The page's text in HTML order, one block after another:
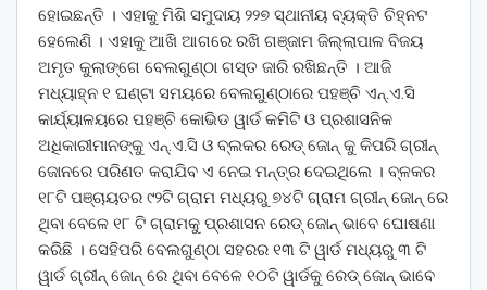
ହୋଇଛନ୍ତି । ଏହାକୁ ମିଶି ସମୁଦାୟ ୨୨୭ ସ୍ଥାନୀୟ ବ୍ୟକ୍ତି ଚିହ୍ନଟ
ହେଲେଣି । ଏହାକୁ ଆଖି ଆଗରେ ରଖି ଗଞ୍ଜାମ ଜିଲ୍ଲାପାଳ ବିଜୟ
ଅମୃତ କୁଲାଙ୍ଗେ ବେଲଗୁଣ୍ଠା ଗସ୍ତ ଜାରି ରଖିଛନ୍ତି । ଆଜି
ମଧ୍ୟାହ୍ନ ୧ ଘଣ୍ଟା ସମୟରେ ବେଲଗୁଣ୍ଠାରେ ପହଞ୍ଚି ଏନ୍.ଏ.ସି
କାର୍ଯ୍ୟାଳୟରେ ପହଞ୍ଚି କୋଭିଡ ୱାର୍ଡ କମିଟି ଓ ପ୍ରଶାସନିକ
ଅଧିକାରୀମାନଙ୍କୁ ଏନ୍.ଏ.ସି ଓ ବ୍ଲକର ରେଡ୍ ଜୋନ୍ କୁ କିପରି ଗ୍ରୀନ୍
ଜୋନରେ ପରିଣତ କରାଯିବ ଏ ନେଇ ମନ୍ତ୍ର ଦେଇଥିଲେ । ବ୍ଳକର
୧୮ଟି ପଞ୍ଚାୟତର ୯୨ଟି ଗ୍ରାମ ମଧ୍ୟରୁ ୭୪ଟି ଗ୍ରାମ ଗ୍ରୀନ୍ ଜୋନ୍ ରେ
ଥିବା ବେଳେ ୧୮ ଟି ଗ୍ରାମକୁ ପ୍ରଶାସନ ରେଡ୍ ଜୋନ୍ ଭାବେ ଘୋଷଣା
କରିଛି । ସେହିପରି ବେଲଗୁଣ୍ଠା ସହରର ୧୩ ଟି ୱାର୍ଡ ମଧ୍ୟରୁ ୩ ଟି
ୱାର୍ଡ ଗ୍ରୀନ୍ ଜୋନ୍ ରେ ଥିବା ବେଳେ ୧୦ଟି ୱାର୍ଡକୁ ରେଡ୍ ଜୋନ୍ ଭାବେ